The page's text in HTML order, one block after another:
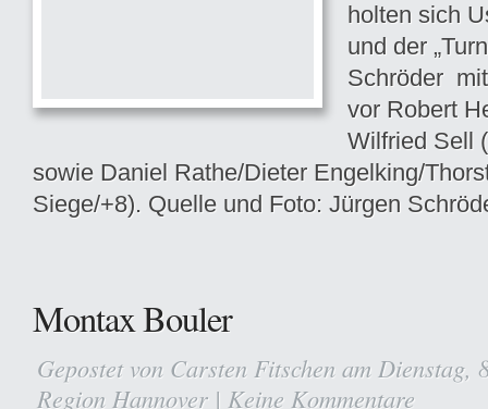
holten sich
und der
Schröder
vor Robert
Wilfried Sell
sowie Daniel Rathe/Dieter Engelking/
Siege/+8). Quelle und Foto: Jürgen
Montax Bouler
Gepostet von Carsten Fitschen am Dienstag,
Region Hannover | Keine Kommentare